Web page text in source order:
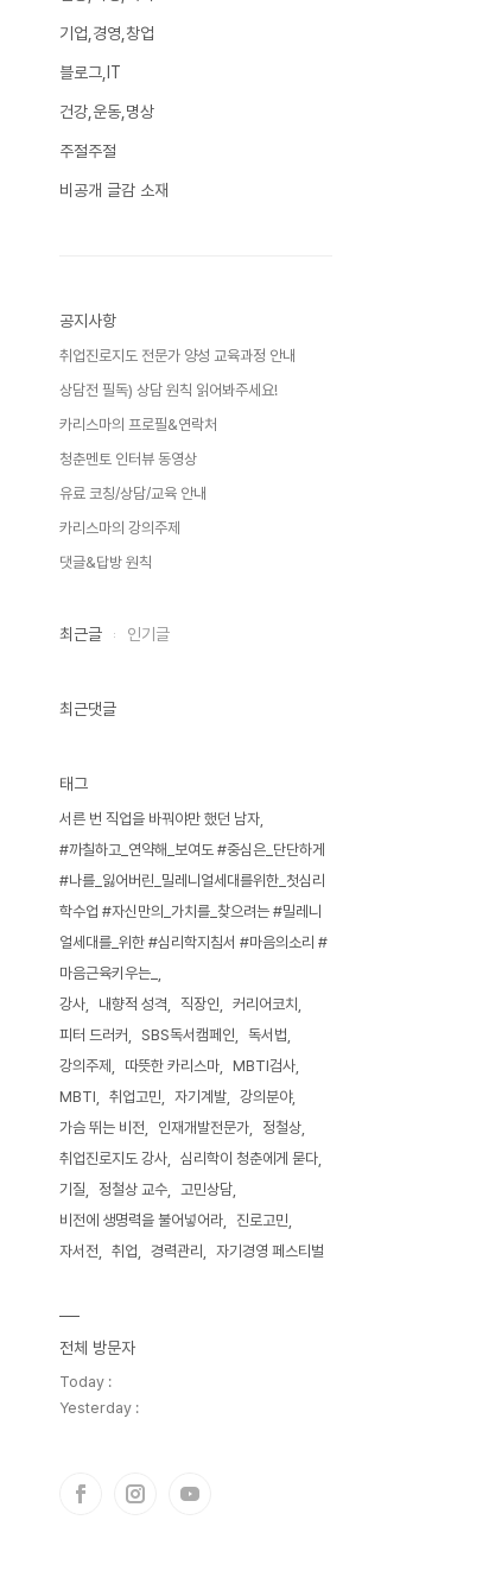
기업,경영,창업
블로그,IT
건강,운동,명상
주절주절
비공개 글감 소재
공지사항
취업진로지도 전문가 양성 교육과정 안내
상담전 필독) 상담 원칙 읽어봐주세요!
카리스마의 프로필&연락처
청춘멘토 인터뷰 동영상
유료 코칭/상담/교육 안내
카리스마의 강의주제
댓글&답방 원칙
최근글 인기글
최근댓글
태그
서른 번 직업을 바꿔야만 했던 남자
#까칠하고_연약해_보여도 #중심은_단단하게
#나를_잃어버린_밀레니얼세대를위한_첫심리
학수업 #자신만의_가치를_찾으려는 #밀레니
얼세대를_위한 #심리학지침서 #마음의소리 #
마음근육키우는_
강사
내향적 성격 직장인
커리어코치
피터 드러커
SBS독서캠페인
독서법
강의주제
따뜻한 카리스마
MBTI검사
MBTI
취업고민 자기계발
강의분야
가슴 뛰는 비전
인재개발전문가
정철상
취업진로지도 강사
심리학이 청춘에게 묻다
기질
정철상 교수
고민상담
비전에 생명력을 불어넣어라
진로고민
자서전
취업 경력관리 자기경영 페스티벌
전체 방문자
Today :
Yesterday :